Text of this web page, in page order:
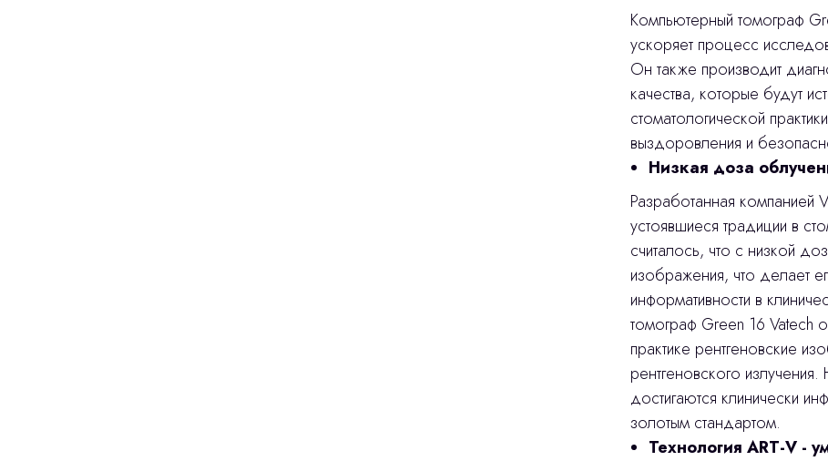
Компьютерный томограф
ускоряет процесс
Он также производит
качества, которые будут
стоматологической
выздоровления и
Низкая доза
Разработанная компанией
устоявшиеся традиции в
считалось, что с низкой
изображения, что делает
информативности в
томограф Green 16 Vatech
практике рентгеновские
рентгеновского
достигаются клинически
золотым стандартом.
Технология ART-V -